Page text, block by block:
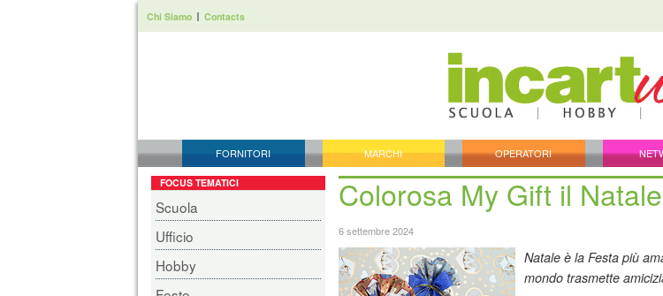
Chi Siamo Contacts
FORNITORI MARCHI OPERATORI
Colorosa My Gift il
6 settembre 2024
Natale è la Festa più
mondo trasmette
FOCUS TEMATICI
Scuola
Ufficio
Hobby